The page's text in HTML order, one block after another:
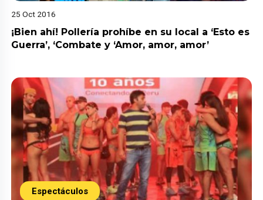
25 Oct 2016
¡Bien ahí! Pollería prohíbe en su local a ‘Esto es
Guerra’, ‘Combate y ‘Amor, amor, amor’
Espectáculos